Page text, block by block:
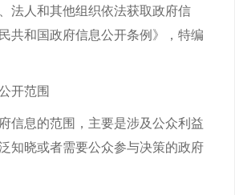
法人和其他组织依法获取政府信
共和国政府信息公开条例》，特编
开范围
信息的范围，主要是涉及公众利益
知晓或者需要公众参与决策的政府